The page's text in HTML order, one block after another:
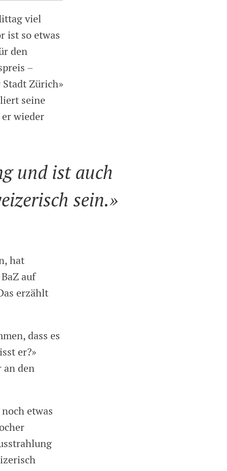
viel
ist so etwas
den
–
Zürich»
seine
wieder
und ist auch
sein.»
hat
auf
erzählt
dass es
er?»
an den
etwas